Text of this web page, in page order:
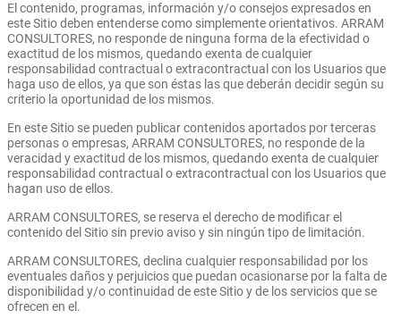
El contenido, programas, información y/o consejos expresados en
este Sitio deben entenderse como simplemente orientativos. ARRAM
CONSULTORES, no responde de ninguna forma de la efectividad o
exactitud de los mismos, quedando exenta de cualquier
responsabilidad contractual o extracontractual con los Usuarios que
haga uso de ellos, ya que son éstas las que deberán decidir según su
criterio la oportunidad de los mismos.
En este Sitio se pueden publicar contenidos aportados por terceras
personas o empresas, ARRAM CONSULTORES, no responde de la
veracidad y exactitud de los mismos, quedando exenta de cualquier
responsabilidad contractual o extracontractual con los Usuarios que
hagan uso de ellos.
ARRAM CONSULTORES, se reserva el derecho de modificar el
contenido del Sitio sin previo aviso y sin ningún tipo de limitación.
ARRAM CONSULTORES, declina cualquier responsabilidad por los
eventuales daños y perjuicios que puedan ocasionarse por la falta de
disponibilidad y/o continuidad de este Sitio y de los servicios que se
ofrecen en el.